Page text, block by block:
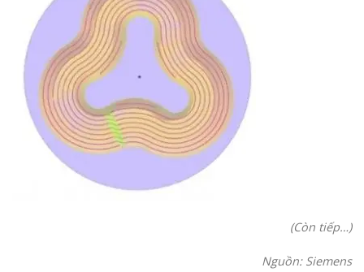
(Còn tiếp…)
Nguồn: Siemens